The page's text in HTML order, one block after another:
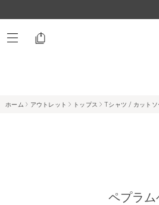
ホーム アウトレット トップス Tシャツ / カットソ
ペプラム